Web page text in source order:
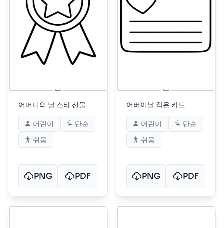
어머니의 날 스타 선물
어린이
단순
쉬움
PNG PDF
어버이날 작은 카드
어린이
단순
쉬움
PNG PDF